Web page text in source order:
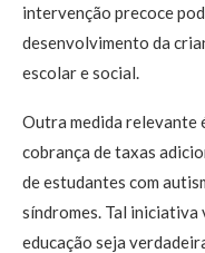
intervenção precoce
desenvolvimento da
escolar e social.
Outra medida relevante
cobrança de taxas
de estudantes com
síndromes. Tal iniciativa
educação seja